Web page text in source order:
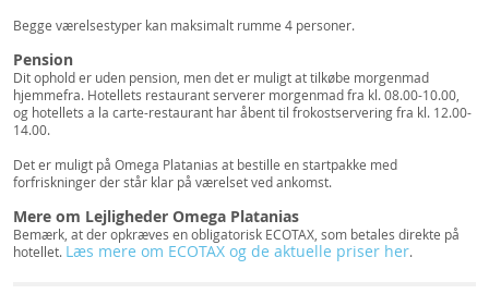
Begge værelsestyper kan maksimalt rumme 4 personer.
Pension
Dit ophold er uden pension, men det er muligt at tilkøbe morgenmad
hjemmefra. Hotellets restaurant serverer morgenmad fra kl. 08.00-10.00,
og hotellets a la carte-restaurant har åbent til frokostservering fra kl. 12.00-
14.00.
Det er muligt på Omega Platanias at bestille en startpakke med
forfriskninger der står klar på værelset ved ankomst.
Mere om Lejligheder Omega Platanias
Bemærk, at der opkræves en obligatorisk ECOTAX, som betales direkte på
hotellet. Læs mere om ECOTAX og de aktuelle priser her.